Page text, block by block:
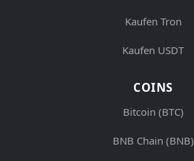
Kaufen Tron
Kaufen USDT
COINS
Bitcoin (BTC)
BNB Chain (BNB)